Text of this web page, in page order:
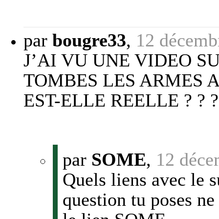
par bougre33, 12
J’AI VU UNE VIDEO
TOMBES LES ARMES
EST-ELLE REELLE ? ? ?
par SOME, 12
Quels liens avec le
question tu poses